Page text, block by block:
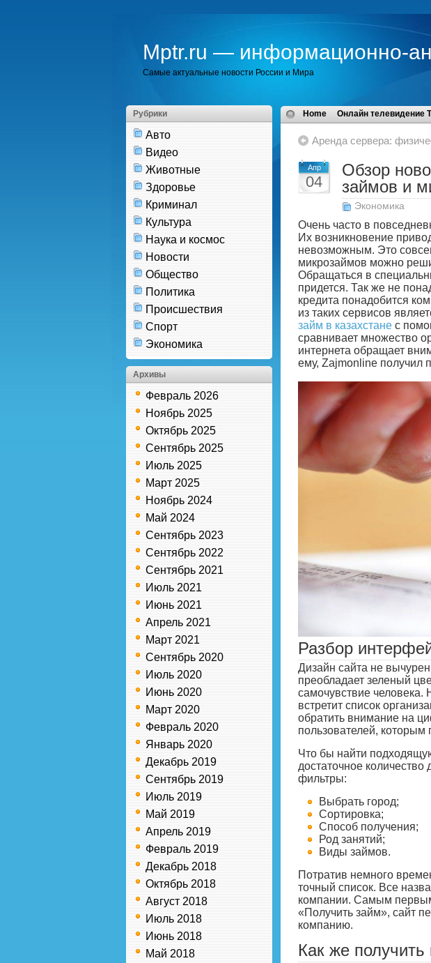
Mptr.ru — информационно-
Самые актуальные новости России и Мира
Рубрики
Авто
Видео
Животные
Здоровье
Криминал
Культура
Наука и космос
Новости
Общество
Политика
Происшествия
Спорт
Экономика
Архивы
Февраль 2026
Ноябрь 2025
Октябрь 2025
Сентябрь 2025
Июль 2025
Март 2025
Ноябрь 2024
Май 2024
Сентябрь 2023
Сентябрь 2022
Сентябрь 2021
Июль 2021
Июнь 2021
Апрель 2021
Март 2021
Сентябрь 2020
Июль 2020
Июнь 2020
Март 2020
Февраль 2020
Январь 2020
Декабрь 2019
Сентябрь 2019
Июль 2019
Май 2019
Апрель 2019
Февраль 2019
Декабрь 2018
Октябрь 2018
Август 2018
Июль 2018
Июнь 2018
Май 2018
Home Онлайн телевидение
Аренда сервера:
Апр
04
Обзор
займов и
Экономика
Очень часто в
Их возникновение
невозможным. Это
микрозаймов можно
Обращаться в
придется. Так же не
кредита понадобится
из таких сервисов
займ в казахстанес
сравнивает множество
интернета обращает
ему, Zajmonline получил
Разбор
Дизайн сайта не
преобладает зеленый
самочувствие человека.
встретит список
обратить внимание на
пользователей, которым
Что бы найти
достаточное количество
фильтры:
Выбрать город;
Сортировка;
Способ получения;
Род занятий;
Виды займов.
Потратив немного
точный список. Все
компании. Самым
«Получить займ», сайт
компанию.
Как же